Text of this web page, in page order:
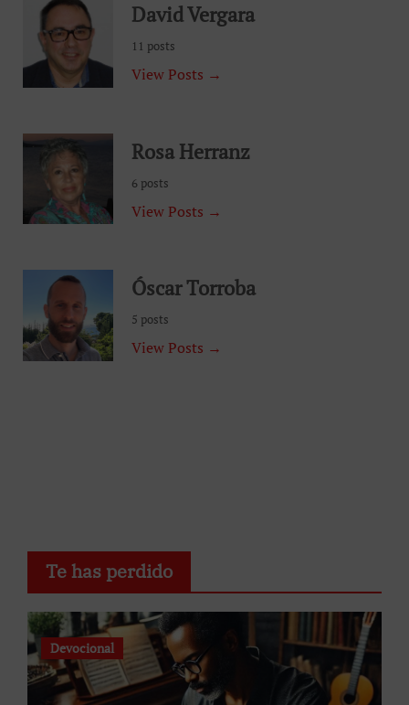
David Vergara
11 posts
View Posts →
Rosa Herranz
6 posts
View Posts →
Óscar Torroba
5 posts
View Posts →
Te has perdido
Devocional